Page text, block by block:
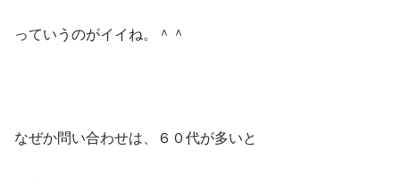
っていうのがイイね。＾＾
なぜか問い合わせは、６０代が多いと